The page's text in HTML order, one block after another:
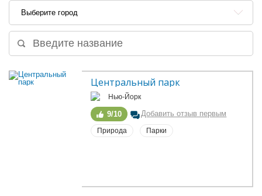
Выберите город
Центральный парк
Нью-Йорк
9/10 Добавить отзыв первым
Природа Парки